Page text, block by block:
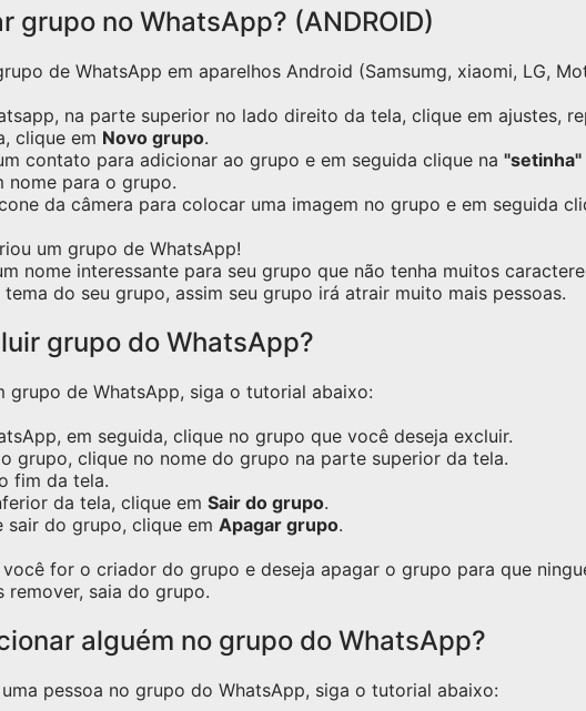
grupo no WhatsApp? (ANDROID)
de WhatsApp em aparelhos Android (Samsumg, xiaomi, LG,
na parte superior no lado direito da tela, clique em ajustes,
clique em Novo grupo.
contato para adicionar ao grupo e em seguida clique na "setinha"
nome para o grupo.
da câmera para colocar uma imagem no grupo e em seguida
um grupo de WhatsApp!
nome interessante para seu grupo que não tenha muitos
do seu grupo, assim seu grupo irá atrair muito mais pessoas.
grupo do WhatsApp?
grupo de WhatsApp, siga o tutorial abaixo:
em seguida, clique no grupo que você deseja excluir.
grupo, clique no nome do grupo na parte superior da tela.
fim da tela.
da tela, clique em Sair do grupo.
sair do grupo, clique em Apagar grupo.
for o criador do grupo e deseja apagar o grupo para que
remover, saia do grupo.
alguém no grupo do WhatsApp?
pessoa no grupo do WhatsApp, siga o tutorial abaixo: